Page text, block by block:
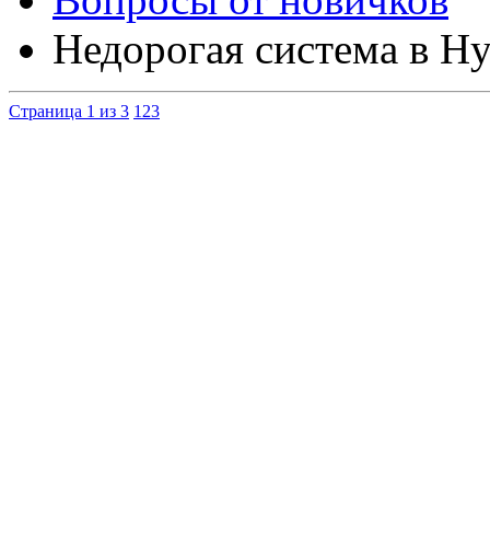
Недорогая система в
Страница 1 из 3 1 23